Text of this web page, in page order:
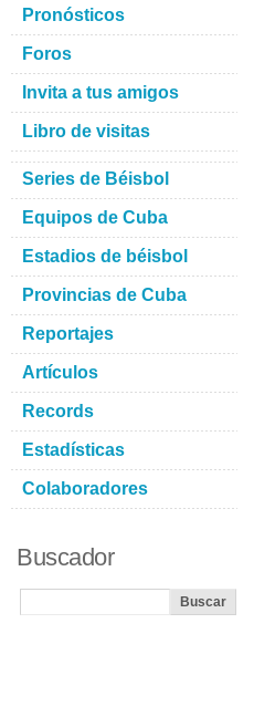
Pronósticos
Foros
Invita a tus amigos
Libro de visitas
Series de Béisbol
Equipos de Cuba
Estadios de béisbol
Provincias de Cuba
Reportajes
Artículos
Records
Estadísticas
Colaboradores
Buscador